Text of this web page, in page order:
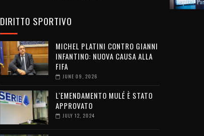
DIRITTO SPORTIVO
MICHEL PLATINI CONTRO GIANNI
INFANTINO: NUOVA CAUSA ALLA
FIFA
JUNE 09, 2026
L'EMENDAMENTO MULÉ È STATO
APPROVATO
JULY 12, 2024